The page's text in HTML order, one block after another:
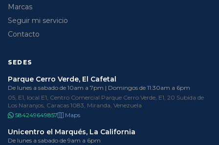
Marcas
Seguir mi servicio
Contacto
SEDES
Parque Cerro Verde, El Cafetal
De lunes a sabado de 10am a 7pm | Domingos de 11:30am a 6pm
05, E1, local E1, Centro Comercial Parque Cerro Verde, E1, 20 Subida de
Los Naranjos, Caracas 1083, Miranda, Venezuela
584249649857
Maps
Unicentro el Marqués, La California
De lunes a sabado de 9am a 6pm